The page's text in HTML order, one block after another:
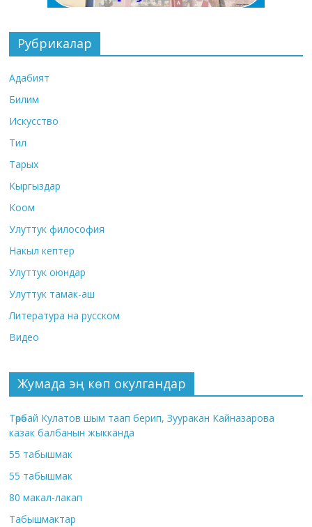
Рубрикалар
Адабият
Билим
Искусство
Тил
Тарых
Кыргыздар
Коом
Улуттук философия
Накыл кептер
Улуттук оюндар
Улуттук тамак-аш
Литература на русском
Видео
Жумада эң көп окулгандар
Төрөбай Кулатов шым таап берип, Зууракан Кайназарова
казак балбанын жыкканда
55 табышмак
55 табышмак
80 макал-лакап
Табышмактар